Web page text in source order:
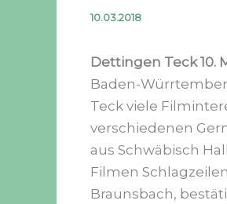
10.03.2018
Dettingen Teck 10.
Baden-
Teck viele
verschiedenen
aus Schwäbisch
Filmen
Braunsbach,